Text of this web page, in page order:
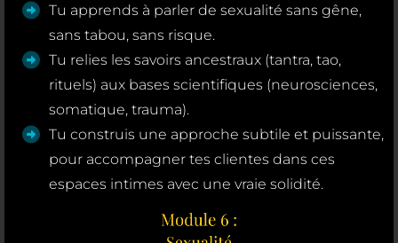
Tu apprends à parler de sexualité sans gêne,
sans tabou, sans risque.
Tu relies les savoirs ancestraux (tantra, tao,
rituels) aux bases scientifiques (neurosciences,
somatique, trauma).
Tu construis une approche subtile et puissante,
pour accompagner tes clientes dans ces
espaces intimes avec une vraie solidité.